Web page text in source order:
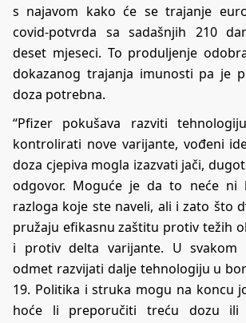
s najavom kako će se trajanje
covid-potvrda sa sadašnjih 210
deset mjeseci. To produljenje
dokazanog trajanja imunosti pa je
doza potrebna.
“Pfizer pokušava razviti
kontrolirati nove varijante, vođeni
doza cjepiva mogla izazvati jači,
odgovor. Moguće je da to neće ni
razloga koje ste naveli, ali i zato što
pružaju efikasnu zaštitu protiv težih
i protiv delta varijante. U svakom
odmet razvijati dalje tehnologiju u
19. Politika i struka mogu na koncu
hoće li preporučiti treću dozu ili